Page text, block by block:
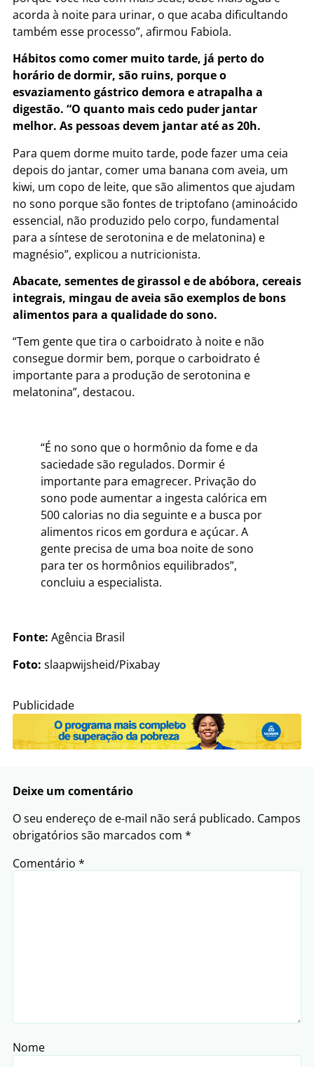
acorda à noite para urinar, o que acaba dificultando
também esse processo”, afirmou Fabiola.
Hábitos como comer muito tarde, já perto do
horário de dormir, são ruins, porque o
esvaziamento gástrico demora e atrapalha a
digestão. “O quanto mais cedo puder jantar
melhor. As pessoas devem jantar até as 20h.
Para quem dorme muito tarde, pode fazer uma ceia
depois do jantar, comer uma banana com aveia, um
kiwi, um copo de leite, que são alimentos que ajudam
no sono porque são fontes de triptofano (aminoácido
essencial, não produzido pelo corpo, fundamental
para a síntese de serotonina e de melatonina) e
magnésio”, explicou a nutricionista.
Abacate, sementes de girassol e de abóbora, cereais
integrais, mingau de aveia são exemplos de bons
alimentos para a qualidade do sono.
“Tem gente que tira o carboidrato à noite e não
consegue dormir bem, porque o carboidrato é
importante para a produção de serotonina e
melatonina”, destacou.
“É no sono que o hormônio da fome e da
saciedade são regulados. Dormir é
importante para emagrecer. Privação do
sono pode aumentar a ingesta calórica em
500 calorias no dia seguinte e a busca por
alimentos ricos em gordura e açúcar. A
gente precisa de uma boa noite de sono
para ter os hormônios equilibrados”,
concluiu a especialista.
Fonte: Agência Brasil
Foto: slaapwijsheid/Pixabay
Publicidade
Deixe um comentário
O seu endereço de e-mail não será publicado. Campos
obrigatórios são marcados com *
Comentário *
Nome